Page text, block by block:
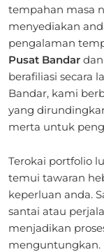
tempahan masa
menyediakan
pengalaman
Pusat Bandar
berafiliasi secara
Bandar, kami
yang
merta untuk
Terokai portfolio
temui tawaran
keperluan anda.
santai atau
menjadikan
menguntungkan.